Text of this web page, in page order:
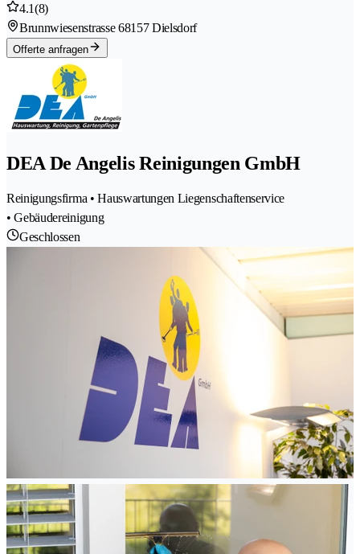
4.1(8)
Brunnwiesenstrasse 68157 Dielsdorf
Offerte anfragen
DEA De Angelis Reinigungen GmbH
Reinigungsfirma • Hauswartungen Liegenschaftenservice
• Gebäudereinigung
Geschlossen